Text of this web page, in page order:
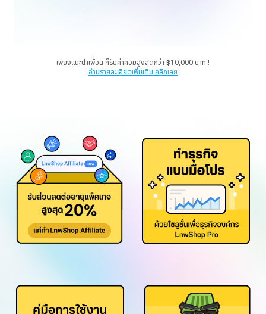
เพียงแนะนำเพื่อน ก็รับค่าคอมสูงสุดกว่า ฿10,000 บาท !
อ่านรายละเอียดเพิ่มเติม คลิกเลย